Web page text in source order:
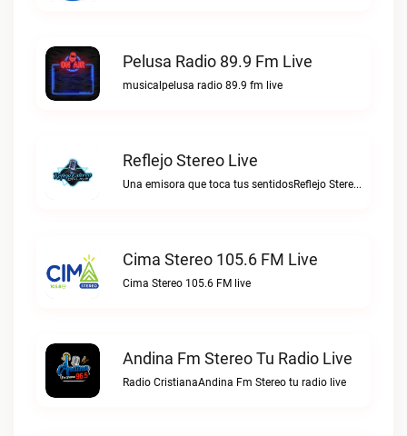
Pelusa Radio 89.9 Fm Live
musicalpelusa radio 89.9 fm live
Reflejo Stereo Live
Una emisora que toca tus sentidosReflejo Stereo live
Cima Stereo 105.6 FM Live
Cima Stereo 105.6 FM live
Andina Fm Stereo Tu Radio Live
Radio CristianaAndina Fm Stereo tu radio live